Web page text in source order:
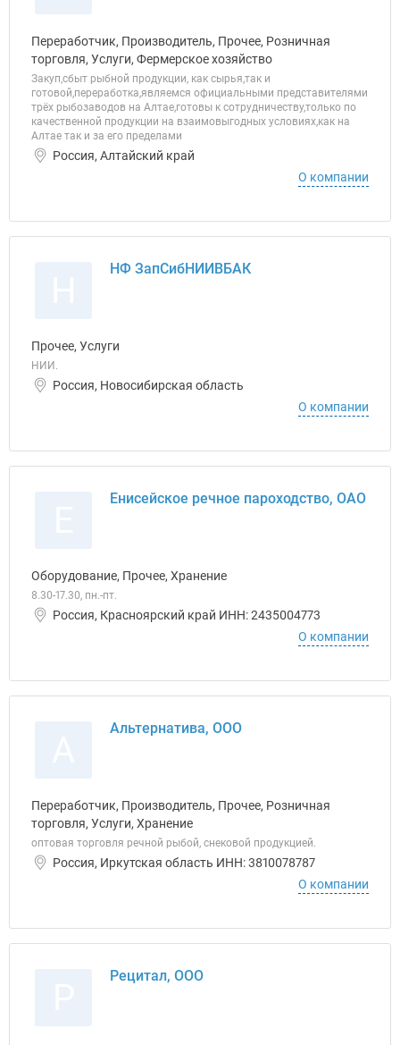
Переработчик, Производитель, Прочее, Розничная
торговля, Услуги, Фермерское хозяйство
Закуп,сбыт рыбной продукции, как сырья,так и
готовой,переработка,являемся официальными представителями
трёх рыбозаводов на Алтае,готовы к сотрудничеству,только по
качественной продукции на взаимовыгодных условиях,как на
Алтае так и за его пределами
Россия, Алтайский край
О компании
НФ ЗапСибНИИВБАК
Прочее, Услуги
НИИ.
Россия, Новосибирская область
О компании
Енисейское речное пароходство, ОАО
Оборудование, Прочее, Хранение
8.30-17.30, пн.-пт.
Россия, Красноярский край ИНН: 2435004773
О компании
Альтернатива, ООО
Переработчик, Производитель, Прочее, Розничная
торговля, Услуги, Хранение
оптовая торговля речной рыбой, снековой продукцией.
Россия, Иркутская область ИНН: 3810078787
О компании
Рецитал, ООО